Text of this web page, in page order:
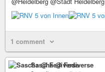
1 comment
Sascha @ Fediverse